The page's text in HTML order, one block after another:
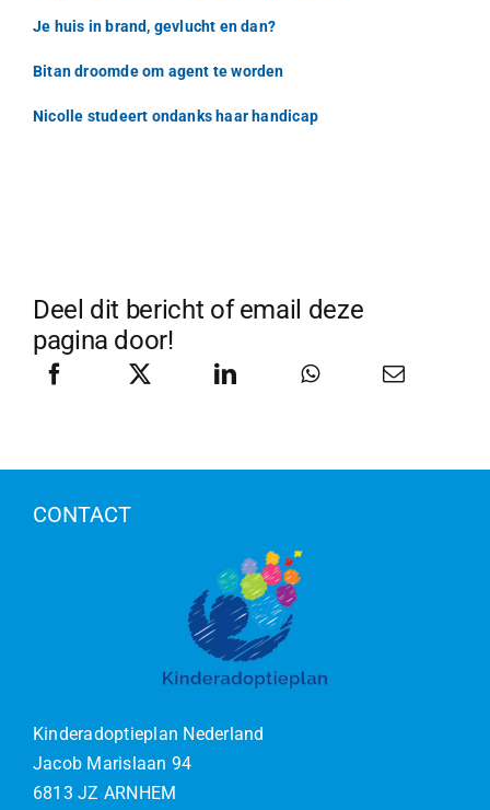
Je huis in brand, gevlucht en dan?
Bitan droomde om agent te worden
Nicolle studeert ondanks haar handicap
Deel dit bericht of email deze
pagina door!
CONTACT
Kinderadoptieplan Nederland
Jacob Marislaan 94
6813 JZ ARNHEM